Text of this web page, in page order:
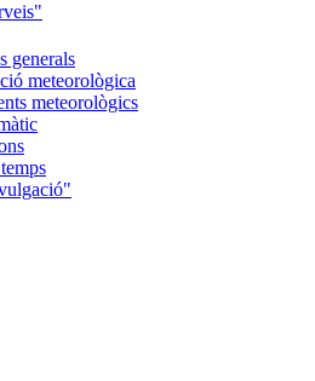
generals
meteorològica
meteorològics